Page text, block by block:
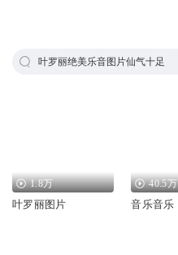
叶罗丽绝美乐音图片仙气十足
1.8万
叶罗丽图片
40.5万
音乐音乐